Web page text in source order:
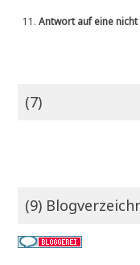
11.Antwort auf eine
(7)
(9)